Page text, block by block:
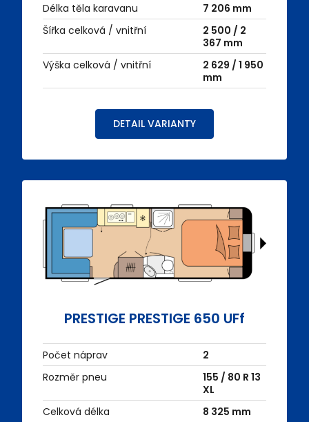
Délka těla karavanu
7 206 mm
Šířka celková / vnitřní
2 500 / 2
367 mm
Výška celková / vnitřní
2 629 / 1 950
mm
DETAIL VARIANTY
PRESTIGE PRESTIGE 650 UFf
Počet náprav
2
Rozměr pneu
155 / 80 R 13
XL
Celková délka
8 325 mm